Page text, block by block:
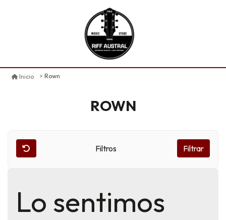
Inicio Rown
ROWN
Filtros Filtrar
Lo sentimos